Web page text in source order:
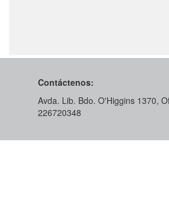
Contáctenos:
Avda. Lib. Bdo. O'Higgins 1370,
226720348